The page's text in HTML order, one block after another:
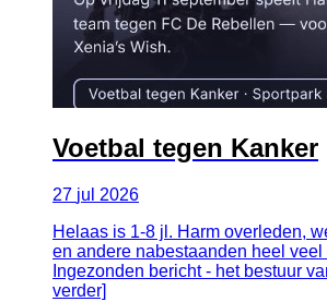
Voetbal tegen Kanker
27 jul 2026
Helaas is 1-8 jl. Harm overleden,
en andere nabestaanden heel veel
Ingezonden bericht - het bestuur
verder]